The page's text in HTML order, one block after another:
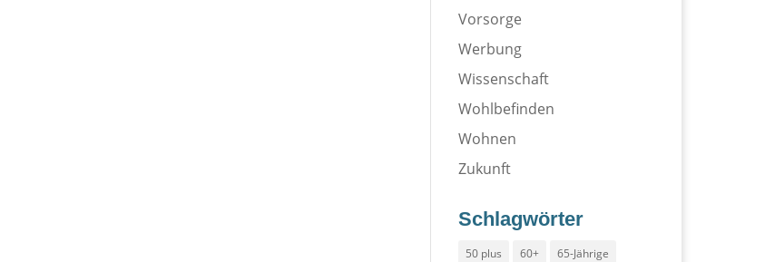
Vorsorge
Werbung
Wissenschaft
Wohlbefinden
Wohnen
Zukunft
Schlagwörter
50 plus 60+
65-Jährige